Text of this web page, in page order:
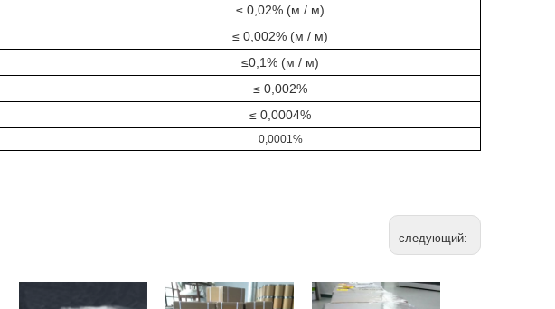
≤ 0,02% (м / м)
≤ 0,002% (м / м)
≤0,1% (м / м)
≤ 0,002%
≤ 0,0004%
0,0001%
следующий: